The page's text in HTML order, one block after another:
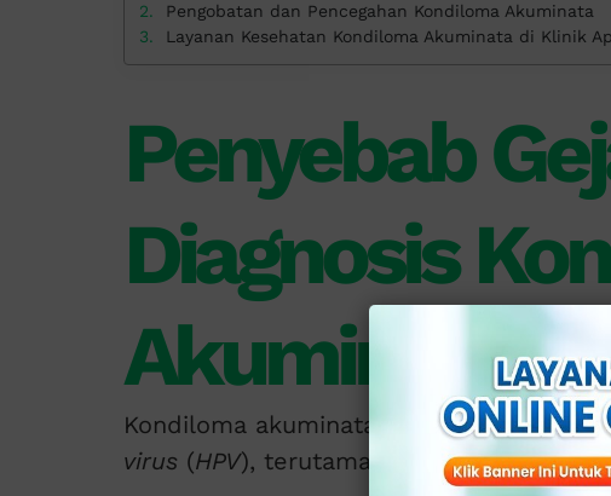
Pengobatan dan Pencegahan Kondiloma Akuminata
Layanan Kesehatan Kondiloma Akuminata di Klinik
Penyebab
Diagnosis
Akuminata
Kondiloma akuminata penyebabnya
virus (HPV), terutama tipe 6 dan 11.